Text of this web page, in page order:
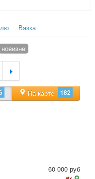
Вязка
новизне
На карте 182
60 000 руб